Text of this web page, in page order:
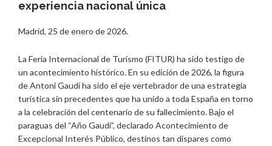
experiencia nacional única
Madrid, 25 de enero de 2026.
La Feria Internacional de Turismo (FITUR) ha sido testigo de
un acontecimiento histórico. En su edición de 2026, la figura
de Antoni Gaudí ha sido el eje vertebrador de una estrategia
turística sin precedentes que ha unido a toda España en torno
a la celebración del centenario de su fallecimiento. Bajo el
paraguas del “Año Gaudí”, declarado Acontecimiento de
Excepcional Interés Público, destinos tan dispares como